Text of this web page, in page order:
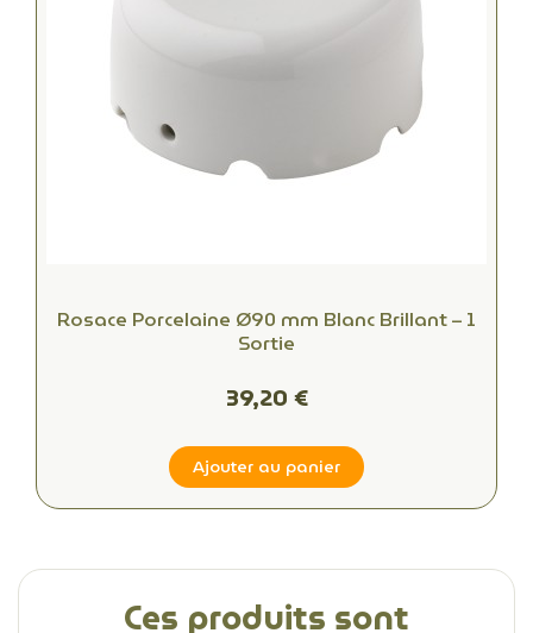
Rosace Porcelaine Ø90 mm Blanc Brillant – 1
Sortie
39,20 €
Ajouter au panier
Ces produits sont